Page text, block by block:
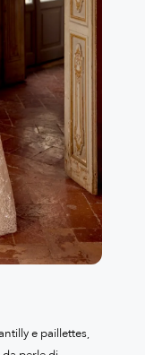
e paillettes,